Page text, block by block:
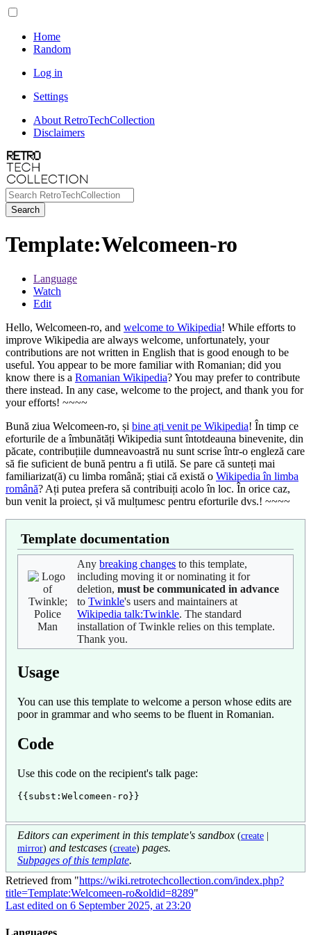
Home
Random
Log in
Settings
About RetroTechCollection
Disclaimers
Search
Template:Welcomeen-ro
Language
Watch
Edit
Hello, Welcomeen-ro, and welcome to Wikipedia! While efforts to
improve Wikipedia are always welcome, unfortunately, your
contributions are not written in English that is good enough to be
useful. You appear to be more familiar with Romanian; did you
know there is a Romanian Wikipedia? You may prefer to contribute
there instead. In any case, welcome to the project, and thank you for
your efforts! ~~~~
Bună ziua Welcomeen-ro, și bine ați venit pe Wikipedia! În timp ce
eforturile de a îmbunătăți Wikipedia sunt întotdeauna binevenite, din
păcate, contribuțiile dumneavoastră nu sunt scrise într-o engleză care
să fie suficient de bună pentru a fi utilă. Se pare că sunteți mai
familiarizat(ă) cu limba română; știai că există o Wikipedia în limba
română? Ați putea prefera să contribuiți acolo în loc. În orice caz,
bun venit la proiect, și vă mulțumesc pentru eforturile dvs.! ~~~~
Template documentation
Anybreaking changes to this template,
including moving it or nominating it for
deletion,must be communicated in advance
toTwinkle's users and maintainers at
Wikipedia talk:Twinkle. The standard
installation of Twinkle relies on this template.
Thank you.
Usage
You can use this template to welcome a person whose edits are
poor in grammar and who seems to be fluent in Romanian.
Code
Use this code on the recipient's talk page:
{{subst:Welcomeen-ro}}
Editors can experiment in this template's sandbox (create
mirror) and testcases (create) pages.
Subpages of this template.
Retrieved from "https://wiki.retrotechcollection.com/index.php?
title=Template:Welcomeen-ro&oldid=8289"
Last edited on 6 September 2025, at 23:20